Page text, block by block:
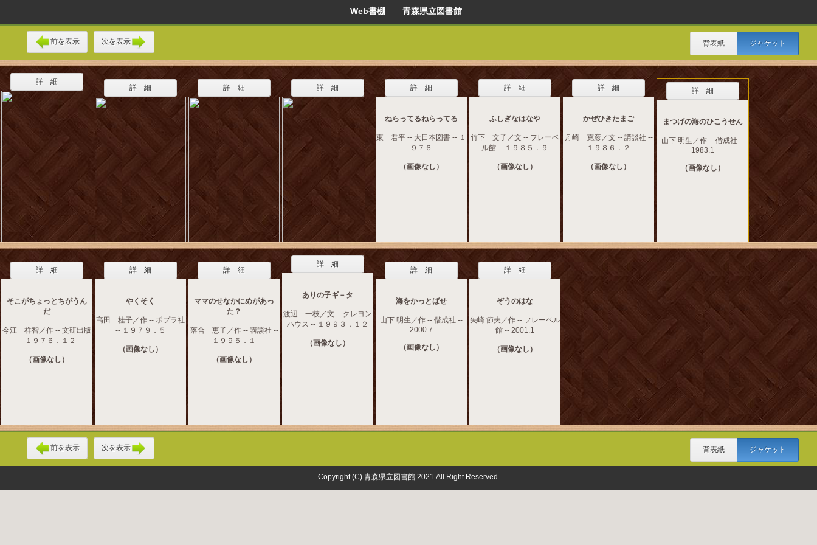
Web書棚 青森県立図書館
前を表示 次を表示 背表紙 ジャケット
詳 細
詳 細 詳 細 詳 細 詳 細
ねらってるねらってる
東 君平 -- 大日本図書 -- １
９７６
（画像なし）
詳 細
ふしぎなはなや
竹下 文子／文 -- フレーベ
ル館 -- １９８５．９
（画像なし）
詳 細
かぜひきたまご
舟崎 克彦／文 -- 講談社 --
１９８６．２
（画像なし）
詳 細
まつげの海のひこうせん
山下 明生／作 -- 偕成社 --
1983.1
（画像なし）
詳 細
そこがちょっとちがうん
だ
今江 祥智／作 -- 文研出版
-- １９７６．１２
（画像なし）
詳 細
やくそく
高田 桂子／作 -- ポプラ社
-- １９７９．５
（画像なし）
詳 細
ママのせなかにめがあっ
た？
落合 恵子／作 -- 講談社 --
１９９５．１
（画像なし）
詳 細
ありの子ギ－タ
渡辺 一枝／文 -- クレヨン
ハウス -- １９９３．１２
（画像なし）
詳 細
海をかっとばせ
山下 明生／作 -- 偕成社 --
2000.7
（画像なし）
詳 細
ぞうのはな
矢崎 節夫／作 -- フレーベル
館 -- 2001.1
（画像なし）
前を表示 次を表示 背表紙 ジャケット
Copyright (C) 青森県立図書館 2021 All Right Reserved.